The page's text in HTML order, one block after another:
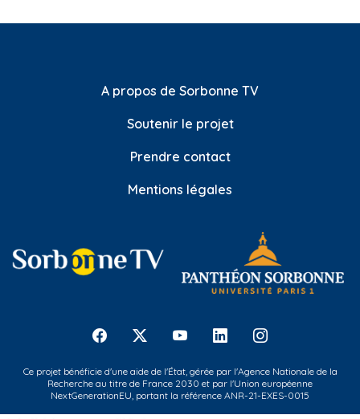
A propos de Sorbonne TV
Soutenir le projet
Prendre contact
Mentions légales
Ce projet bénéficie d'une aide de l'État, gérée par l'Agence Nationale de la
Recherche au titre de France 2030 et par l'Union européenne
NextGenerationEU, portant la référence ANR-21-EXES-0015